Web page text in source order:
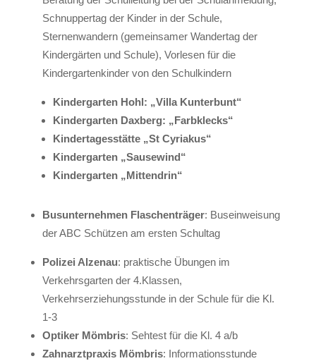
Schnuppertag der Kinder in der Schule,
Sternenwandern (gemeinsamer Wandertag der
Kindergärten und Schule), Vorlesen für die
Kindergartenkinder von den Schulkindern
Kindergarten Hohl: „Villa Kunterbunt“
Kindergarten Daxberg: „Farbklecks“
Kindertagesstätte „St Cyriakus“
Kindergarten „Sausewind“
Kindergarten „Mittendrin“
Busunternehmen Flaschenträger: Buseinweisung
der ABC Schützen am ersten Schultag
Polizei Alzenau: praktische Übungen im
Verkehrsgarten der 4.Klassen,
Verkehrserziehungsstunde in der Schule für die Kl.
1-3
Optiker Mömbris: Sehtest für die Kl. 4 a/b
Zahnarztpraxis Mömbris: Informationsstunde